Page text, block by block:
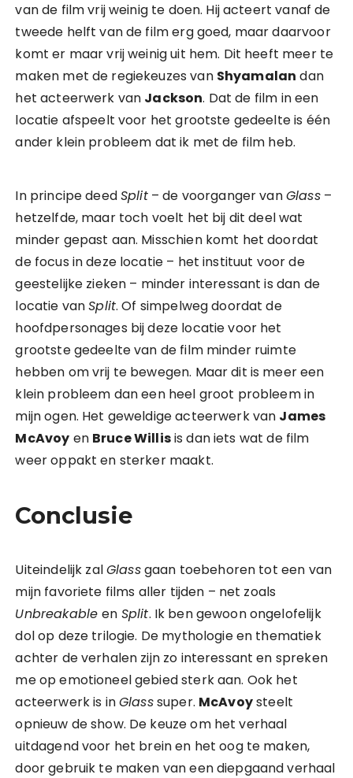
van de film vrij weinig te doen. Hij acteert vanaf de
tweede helft van de film erg goed, maar daarvoor
komt er maar vrij weinig uit hem. Dit heeft meer te
maken met de regiekeuzes van Shyamalan dan
het acteerwerk van Jackson. Dat de film in een
locatie afspeelt voor het grootste gedeelte is één
ander klein probleem dat ik met de film heb.
In principe deedSplit– de voorganger vanGlass–
hetzelfde, maar toch voelt het bij dit deel wat
minder gepast aan. Misschien komt het doordat
de focus in deze locatie – het instituut voor de
geestelijke zieken – minder interessant is dan de
locatie vanSplit. Of simpelweg doordat de
hoofdpersonages bij deze locatie voor het
grootste gedeelte van de film minder ruimte
hebben om vrij te bewegen. Maar dit is meer een
klein probleem dan een heel groot probleem in
mijn ogen. Het geweldige acteerwerk van James
McAvoy en Bruce Willisis dan iets wat de film
weer oppakt en sterker maakt.
Conclusie
Uiteindelijk zalGlassgaan toebehoren tot een van
mijn favoriete films aller tijden – net zoals
Unbreakableen Split. Ik ben gewoon ongelofelijk
dol op deze trilogie. De mythologie en thematiek
achter de verhalen zijn zo interessant en spreken
me op emotioneel gebied sterk aan. Ook het
acteerwerk is inGlasssuper. McAvoysteelt
opnieuw de show. De keuze om het verhaal
uitdagend voor het brein en het oog te maken,
door gebruik te maken van een diepgaand verhaal